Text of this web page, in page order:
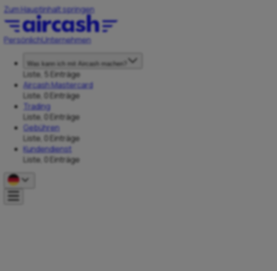
Zum Hauptinhalt springen
PersönlichUnternehmen
Was kann ich mit Aircash machen?
Liste, 5 Einträge
Aircash Mastercard
Liste, 0 Einträge
Trading
Liste, 0 Einträge
Gebühren
Liste, 0 Einträge
Kundendienst
Liste, 0 Einträge